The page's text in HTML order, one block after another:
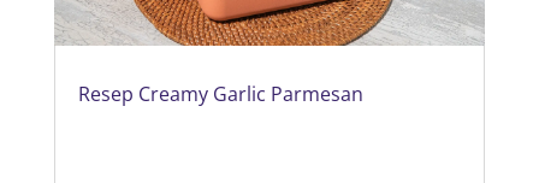
Resep Creamy Garlic Parmesan